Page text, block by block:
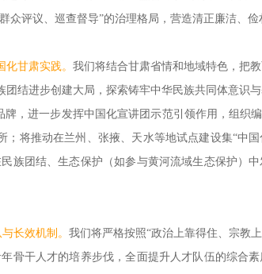
众评议、巡查督导”的治理格局，营造清正廉洁、俭
化甘肃实践。 我们将结合甘肃省情和地域特色，把
结进步创建大局，探索铸牢中华民族共同体意识
，进一步发挥中国化宣讲团示范引领作用，组织
；将推动在兰州、张掖、天水等地试点建设集“中
族团结、生态保护（如参与黄河流域生态保护）
长效机制。 我们将严格按照“政治上靠得住、宗教
骨干人才的培养步伐，全面提升人才队伍的综合